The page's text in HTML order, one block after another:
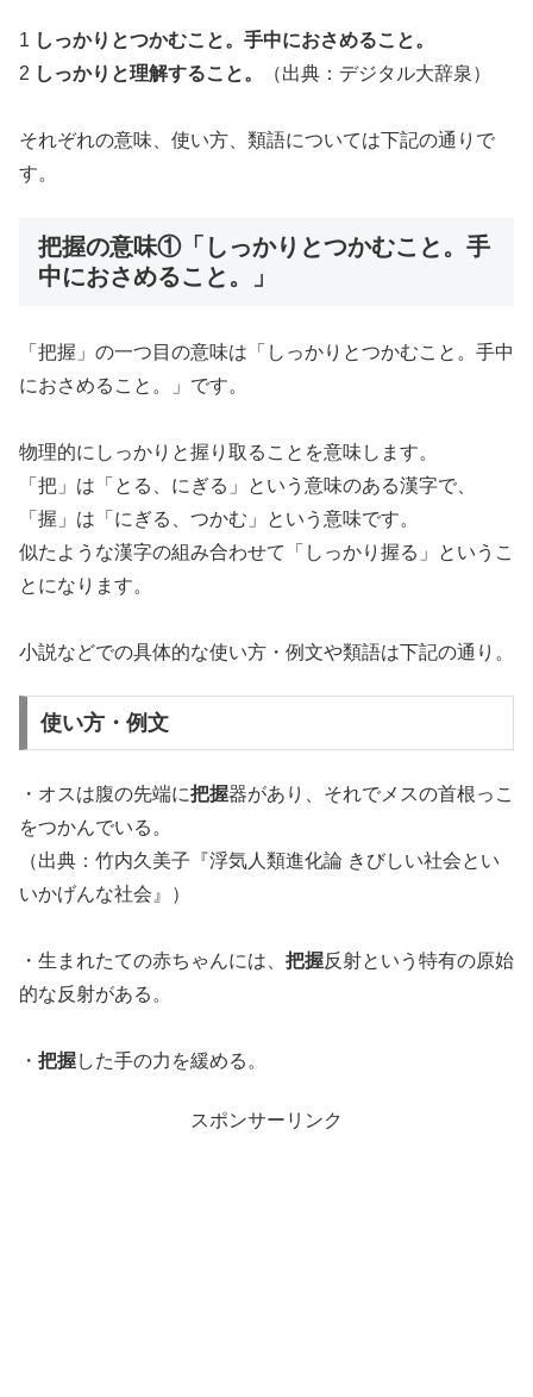
1 しっかりとつかむこと。手中におさめること。
2 しっかりと理解すること。 （出典：デジタル大辞泉）
それぞれの意味、使い方、類語については下記の通りで
す。
把握の意味①「しっかりとつかむこと。手
中におさめること。」
「把握」の一つ目の意味は「しっかりとつかむこと。手中
におさめること。」です。
物理的にしっかりと握り取ることを意味します。
「把」は「とる、にぎる」という意味のある漢字で、
「握」は「にぎる、つかむ」という意味です。
似たような漢字の組み合わせて「しっかり握る」というこ
とになります。
小説などでの具体的な使い方・例文や類語は下記の通り。
使い方・例文
・オスは腹の先端に把握器があり、それでメスの首根っこ
をつかんでいる。
（出典：竹内久美子『浮気人類進化論 きびしい社会とい
いかげんな社会』）
・生まれたての赤ちゃんには、 把握反射という特有の原始
的な反射がある。
・ 把握した手の力を緩める。
スポンサーリンク